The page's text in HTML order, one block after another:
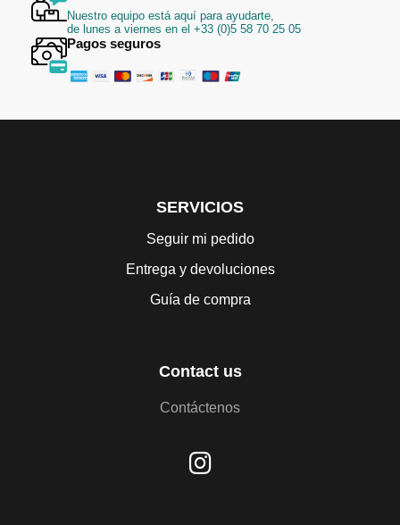
Nuestro equipo está aquí para ayudarte,
de lunes a viernes en el +33 (0)5 58 70 25 05
Pagos seguros
SERVICIOS
Seguir mi pedido
Entrega y devoluciones
Guía de compra
Contact us
Contáctenos